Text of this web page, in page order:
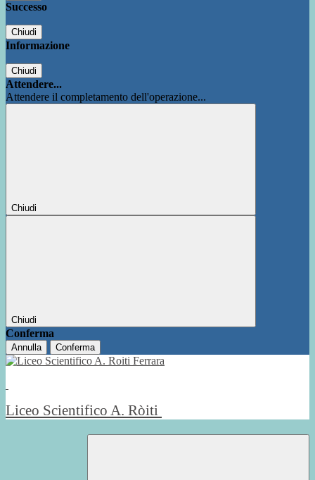
Successo
Chiudi
Informazione
Chiudi
Attendere...
Attendere il completamento dell'operazione...
Chiudi
Chiudi
Conferma
Annulla Conferma
Liceo Scientifico A. Ròiti